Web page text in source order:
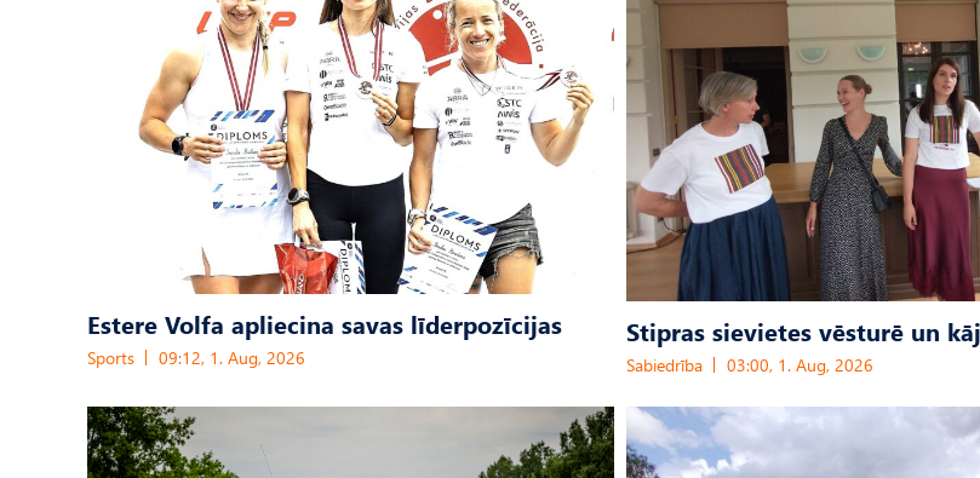
Estere Volfa apliecina savas līderpozīcijas
Sports 09:12, 1. Aug, 2026
Stipras sievietes vēsturē un
Sabiedrība 03:00, 1. Aug, 2026